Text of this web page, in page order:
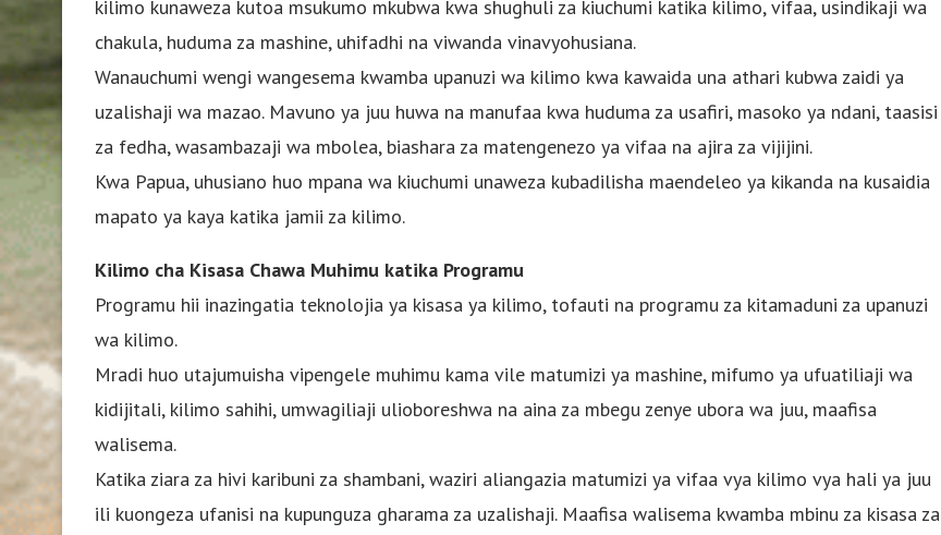
kilimo kunaweza kutoa msukumo mkubwa kwa shughuli za kiuchumi katika kilimo, vifaa, usindikaji wa
chakula, huduma za mashine, uhifadhi na viwanda vinavyohusiana.
Wanauchumi wengi wangesema kwamba upanuzi wa kilimo kwa kawaida una athari kubwa zaidi ya
uzalishaji wa mazao. Mavuno ya juu huwa na manufaa kwa huduma za usafiri, masoko ya ndani, taasisi
za fedha, wasambazaji wa mbolea, biashara za matengenezo ya vifaa na ajira za vijijini.
Kwa Papua, uhusiano huo mpana wa kiuchumi unaweza kubadilisha maendeleo ya kikanda na kusaidia
mapato ya kaya katika jamii za kilimo.
Kilimo cha Kisasa Chawa Muhimu katika Programu
Programu hii inazingatia teknolojia ya kisasa ya kilimo, tofauti na programu za kitamaduni za upanuzi
wa kilimo.
Mradi huo utajumuisha vipengele muhimu kama vile matumizi ya mashine, mifumo ya ufuatiliaji wa
kidijitali, kilimo sahihi, umwagiliaji ulioboreshwa na aina za mbegu zenye ubora wa juu, maafisa
walisema.
Katika ziara za hivi karibuni za shambani, waziri aliangazia matumizi ya vifaa vya kilimo vya hali ya juu
ili kuongeza ufanisi na kupunguza gharama za uzalishaji. Maafisa walisema kwamba mbinu za kisasa za